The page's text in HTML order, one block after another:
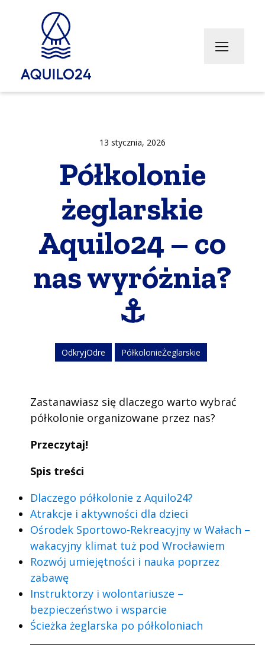
13 stycznia, 2026
Półkolonie
żeglarskie
Aquilo24 – co
nas wyróżnia?
⚓
OdkryjOdre PółkolonieŻeglarskie
Zastanawiasz się dlaczego warto wybrać
półkolonie organizowane przez nas?
Przeczytaj!
Spis treści
Dlaczego półkolonie z Aquilo24?
Atrakcje i aktywności dla dzieci
Ośrodek Sportowo-Rekreacyjny w Wałach –
wakacyjny klimat tuż pod Wrocławiem
Rozwój umiejętności i nauka poprzez
zabawę
Instruktorzy i wolontariusze –
bezpieczeństwo i wsparcie
Ścieżka żeglarska po półkoloniach